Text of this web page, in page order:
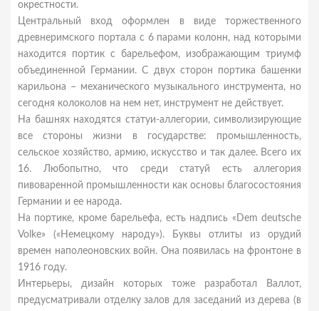
окрестности.
Центральный вход оформлен в виде торжественного
древнеримского портала с 6 парами колонн, над которыми
находится портик с барельефом, изображающим триумф
объединенной Германии. С двух сторон портика башенки
карильона – механического музыкального инструмента, но
сегодня колоколов на нем нет, инструмент не действует.
На башнях находятся статуи-аллегории, символизирующие
все стороны жизни в государстве: промышленность,
сельское хозяйство, армию, искусство и так далее. Всего их
16. Любопытно, что среди статуй есть аллегория
пивоваренной промышленности как основы благосостояния
Германии и ее народа.
На портике, кроме барельефа, есть надпись «Dem deutsche
Volke» («Немецкому народу»). Буквы отлиты из орудий
времен наполеоновских войн. Она появилась на фронтоне в
1916 году.
Интерьеры, дизайн которых тоже разработал Валлот,
предусматривали отделку залов для заседаний из дерева (в